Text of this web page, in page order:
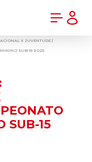
X JUVENTUDE |
SUB-15 2025
SUB-15